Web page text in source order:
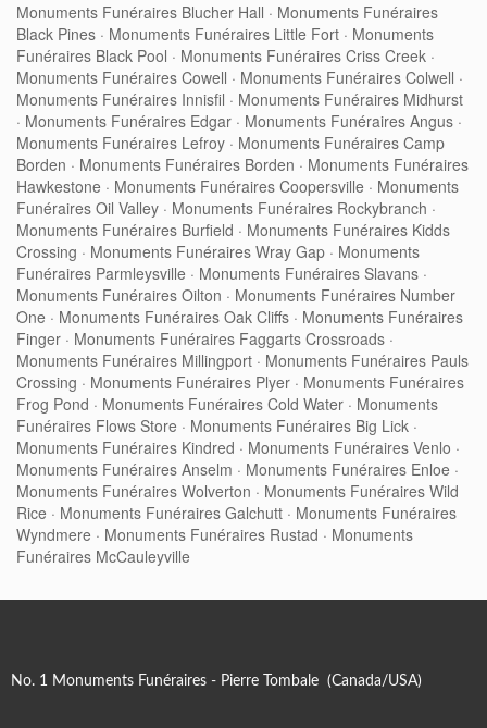
Monuments Funéraires Blucher Hall · Monuments Funéraires
Black Pines · Monuments Funéraires Little Fort · Monuments
Funéraires Black Pool · Monuments Funéraires Criss Creek ·
Monuments Funéraires Cowell · Monuments Funéraires Colwell ·
Monuments Funéraires Innisfil · Monuments Funéraires Midhurst
· Monuments Funéraires Edgar · Monuments Funéraires Angus ·
Monuments Funéraires Lefroy · Monuments Funéraires Camp
Borden · Monuments Funéraires Borden · Monuments Funéraires
Hawkestone · Monuments Funéraires Coopersville · Monuments
Funéraires Oil Valley · Monuments Funéraires Rockybranch ·
Monuments Funéraires Burfield · Monuments Funéraires Kidds
Crossing · Monuments Funéraires Wray Gap · Monuments
Funéraires Parmleysville · Monuments Funéraires Slavans ·
Monuments Funéraires Oilton · Monuments Funéraires Number
One · Monuments Funéraires Oak Cliffs · Monuments Funéraires
Finger · Monuments Funéraires Faggarts Crossroads ·
Monuments Funéraires Millingport · Monuments Funéraires Pauls
Crossing · Monuments Funéraires Plyer · Monuments Funéraires
Frog Pond · Monuments Funéraires Cold Water · Monuments
Funéraires Flows Store · Monuments Funéraires Big Lick ·
Monuments Funéraires Kindred · Monuments Funéraires Venlo ·
Monuments Funéraires Anselm · Monuments Funéraires Enloe ·
Monuments Funéraires Wolverton · Monuments Funéraires Wild
Rice · Monuments Funéraires Galchutt · Monuments Funéraires
Wyndmere · Monuments Funéraires Rustad · Monuments
Funéraires McCauleyville
No. 1 Monuments Funéraires - Pierre Tombale (Canada/USA)